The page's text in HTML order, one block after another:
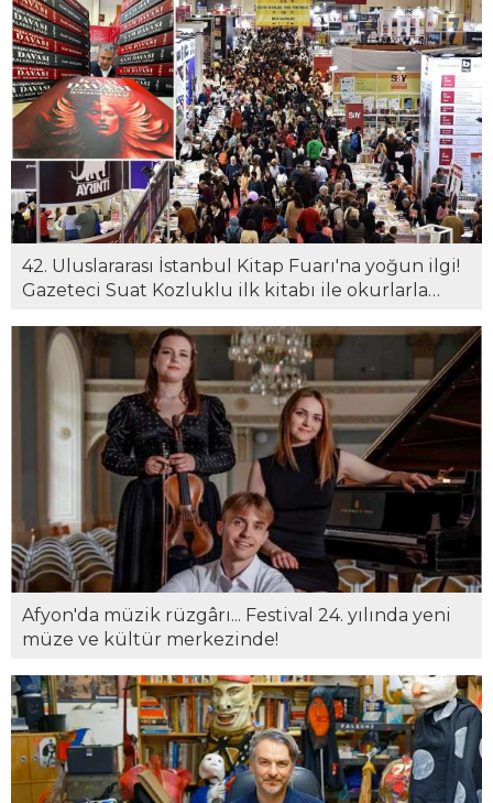
42. Uluslararası İstanbul Kitap Fuarı'na yoğun ilgi!
Gazeteci Suat Kozluklu ilk kitabı ile okurlarla
Afyon'da müzik rüzgârı... Festival 24. yılında yeni
müze ve kültür merkezinde!